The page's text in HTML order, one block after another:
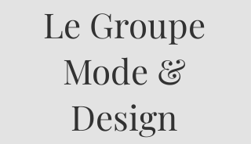
Le Groupe
Mode &
Design